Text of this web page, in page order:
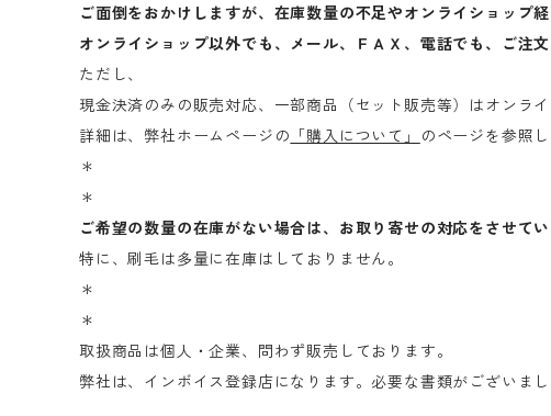
ご面倒をおかけしますが、在庫数量の不足やオンライショップ
オンライショップ以外でも、メール、ＦＡＸ、電話でも、ご注文
ただし、
現金決済のみの販売対応、一部商品（セット販売等）はオンライ
詳細は、弊社ホームページの 「購入について」
のページを参照し
＊
＊
ご希望の数量の在庫がない場合は、お取り寄せの対応をさせてい
特に、刷毛は多量に在庫はしておりません。
＊
＊
取扱商品は個人・企業、問わず販売しております。
弊社は、インボイス登録店になります。必要な書類がございまし